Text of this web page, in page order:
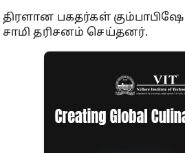
திரளான பகதர்கள்
சாமி தரிசனம் செய்தனர்.